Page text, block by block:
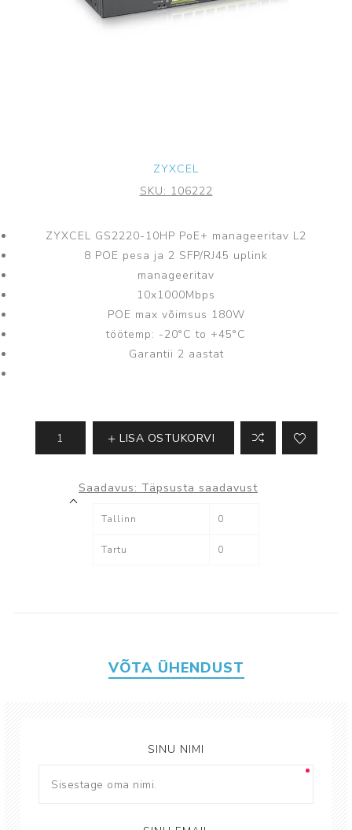
ZYXCEL
SKU: 106222
ZYXCEL GS2220-10HP PoE+ manageeritav L2
8 POE pesa ja 2 SFP/RJ45 uplink
manageeritav
10x1000Mbps
POE max võimsus 180W
töötemp: -20°C to +45°C
Garantii 2 aastat
LISA OSTUKORVI
Saadavus: Täpsusta saadavust
Tallinn 0
Tartu 0
VÕTA ÜHENDUST
SINU NIMI